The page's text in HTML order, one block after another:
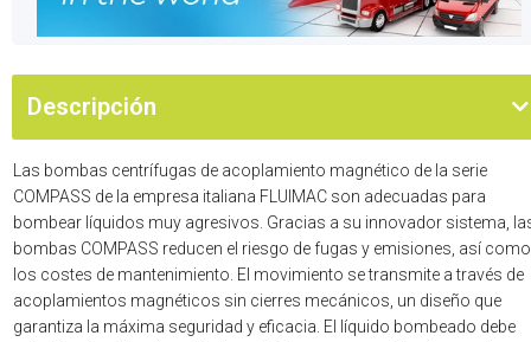
Descripción
Las bombas centrífugas de acoplamiento magnético de la serie
COMPASS de la empresa italiana FLUIMAC son adecuadas para
bombear líquidos muy agresivos. Gracias a su innovador sistema,
bombas COMPASS reducen el riesgo de fugas y emisiones, así como
los costes de mantenimiento. El movimiento se transmite a través de
acoplamientos magnéticos sin cierres mecánicos, un diseño que
garantiza la máxima seguridad y eficacia. El líquido bombeado debe